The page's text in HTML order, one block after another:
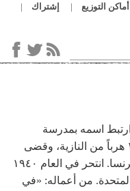
إشتراك
(١٨٩٢ - ١٩٤٠). ارتبط اسمه بمدرسة
ألمانيا في العام ١٩٣٢ هرباً من النازية، وقضى
آخر سنوات حياته مرتحلاً بين إسبانيا وفرنسا. انتحر في العام ١٩٤٠
من أعماله: «في